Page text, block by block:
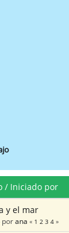
/ Iniciado por
y el mar
porana « 1 2 3 4 »